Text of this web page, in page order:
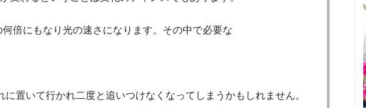
倍にもなり光の速さになります。その中で必要な
置いて行かれ二度と追いつけなくなってしまうかもしれません。